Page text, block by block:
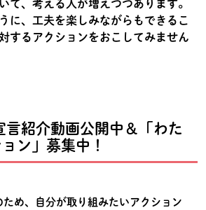
て、考える人が増えつつあります。
に、工夫を楽しみながらもできるこ
するアクションをおこしてみません
言紹介動画公開中＆「わた
ン」募集中！
め、自分が取り組みたいアクション